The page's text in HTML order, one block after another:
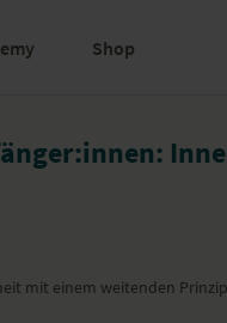
Shop
mit einem weitenden